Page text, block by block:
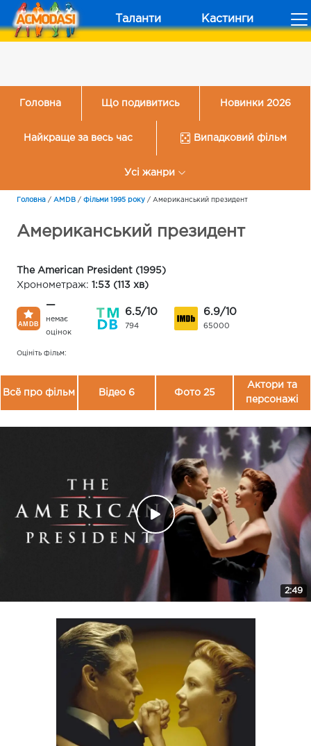
Таланти Кастинги
Головна Що подивитись Новинки 2026
Найкраще за весь час Випадковий фільм
Усі жанри
Головна / AMDB / Фільми 1995 року / Американський президент
Американський президент
The American President (1995)
Хронометраж: 1:53 (113 хв)
—
немає
оцінок
6.5/10
794
6.9/10
65000
Оцініть фільм:
Всё про фільм Відео 6 Фото 25
Актори та
персонажі
2:49